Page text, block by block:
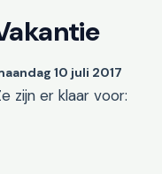
10 juli 2017
zijn er klaar voor: